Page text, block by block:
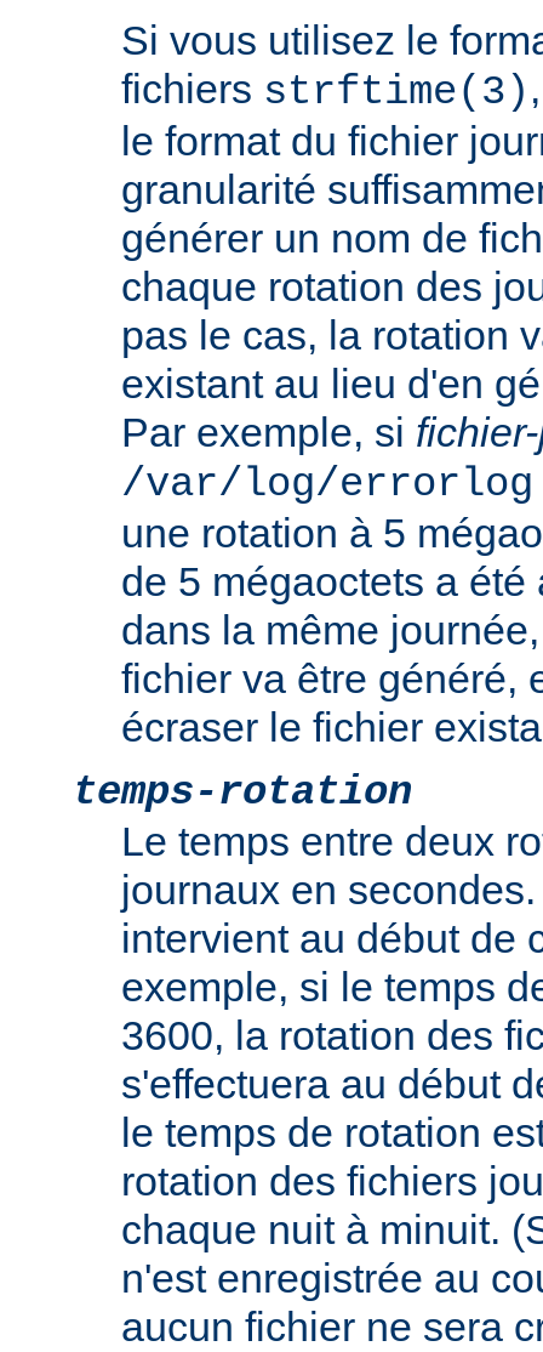
Si vous utilisez le
fichiers strftime(3)
le format du fichier
granularité
générer un nom de
chaque rotation des
pas le cas, la rotation
existant au lieu d'en
Par exemple, si
/var/log/
une rotation à 5
de 5 mégaoctets a été
dans la même
fichier va être généré,
écraser le fichier
temps-rotation
Le temps entre deux
journaux en
intervient au début de
exemple, si le temps
3600, la rotation des
s'effectuera au début
le temps de rotation
rotation des fichiers
chaque nuit à minuit.
n'est enregistrée au
aucun fichier ne sera